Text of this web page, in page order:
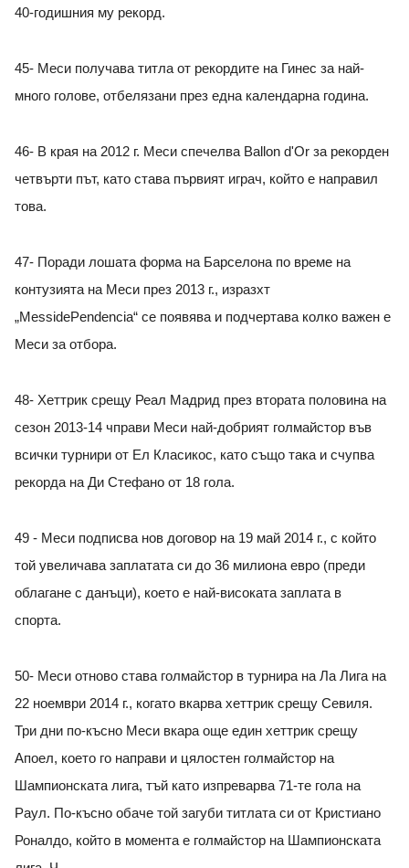
40-годишния му рекорд.
45- Меси получава титла от рекордите на Гинес за най-
много голове, отбелязани през една календарна година.
46- В края на 2012 г. Меси спечелва Ballon d'Or за рекорден
четвърти път, като става първият играч, който е направил
това.
47- Поради лошата форма на Барселона по време на
контузията на Меси през 2013 г., изразхт
„MessidePendencia“ се появява и подчертава колко важен е
Меси за отбора.
48- Хеттрик срещу Реал Мадрид през втората половина на
сезон 2013-14 чправи Меси най-добрият голмайстор във
всички турнири от Ел Класикос, като също така и счупва
рекорда на Ди Стефано от 18 гола.
49 - Меси подписва нов договор на 19 май 2014 г., с който
той увеличава заплатата си до 36 милиона евро (преди
облагане с данъци), което е най-високата заплата в
спорта.
50- Меси отново става голмайстор в турнира на Ла Лига на
22 ноември 2014 г., когато вкарва хеттрик срещу Севиля.
Три дни по-късно Меси вкара още един хеттрик срещу
Апоел, което го направи и цялостен голмайстор на
Шампионската лига, тъй като изпреварва 71-те гола на
Раул. По-късно обаче той загуби титлата си от Кристиано
Роналдо, който в момента е голмайстор на Шампионската